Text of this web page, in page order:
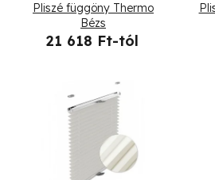
Pliszé függöny Thermo
Bézs
21 618 Ft-tól